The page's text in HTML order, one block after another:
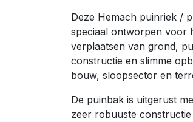
Deze Hemach puinriek /
speciaal ontworpen voor
verplaatsen van grond,
constructie en slimme
bouw, sloopsector en
De puinbak is uitgerust
zeer robuuste